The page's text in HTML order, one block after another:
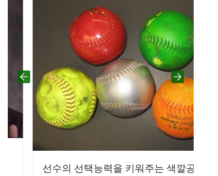
선수의 선택능력을 키워주는 색깔공 연